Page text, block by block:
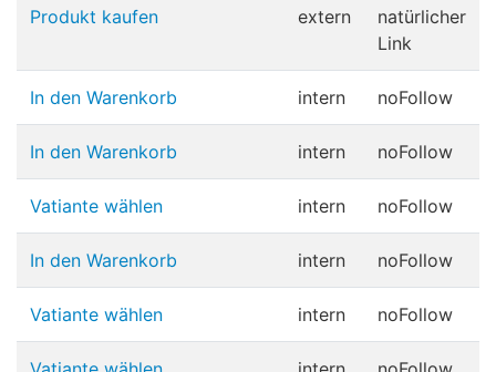
Produkt kaufen extern
natürlicher
Link
In den Warenkorb intern noFollow
In den Warenkorb intern noFollow
Vatiante wählen intern noFollow
In den Warenkorb intern noFollow
Vatiante wählen intern noFollow